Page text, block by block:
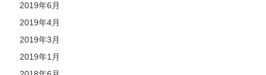
2019年6月
2019年4月
2019年3月
2019年1月